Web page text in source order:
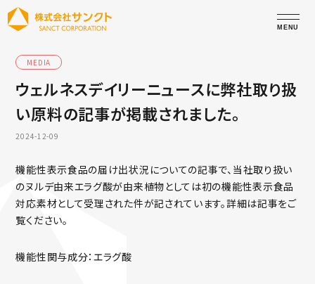
MEDIA
ウェルネスデイリーニュースに弊社取り扱
い原料の記事が掲載されました。
2024-12-09
機能性表示食品の届け出状況についての記事で、当社取り扱い
のヌルデ由来エラグ酸が由来植物としては初の機能性表示食品
対応素材として受理された件が記されています。詳細は記事をご
覧ください。
機能性関与成分：エラグ酸